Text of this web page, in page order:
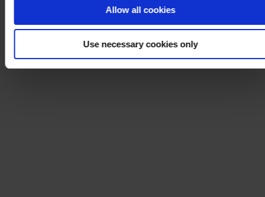
Allow all cookies
Use necessary cookies only